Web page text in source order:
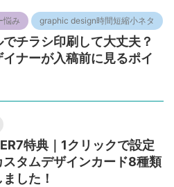
悩み graphic design時間短縮小ネタ
でチラシ印刷して大丈夫？
ナーが入稿前に見るポイ
特典｜1クリックで設定
スタムデザインカード8種類
した！